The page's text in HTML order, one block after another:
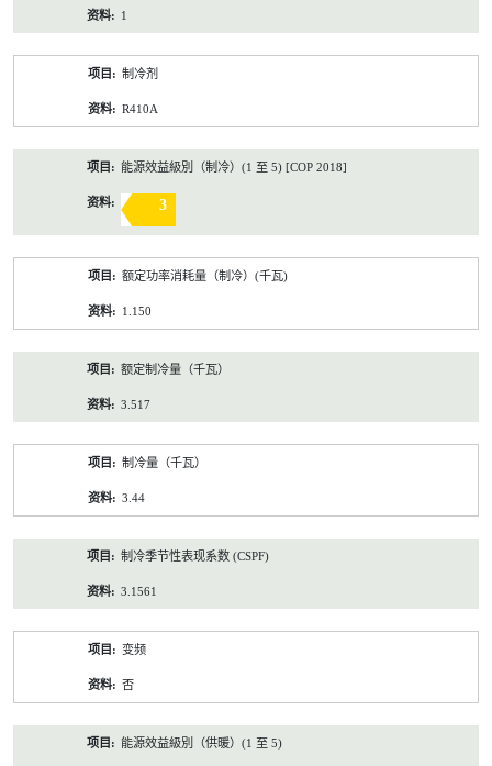
1
制冷剂
R410A
能源效益級別（制冷）(1 至 5) [COP 2018]
3
额定功率消耗量（制冷）(千瓦)
1.150
额定制冷量（千瓦）
3.517
制冷量（千瓦）
3.44
制冷季节性表现系数 (CSPF)
3.1561
变频
否
能源效益級別（供暖）(1 至 5)